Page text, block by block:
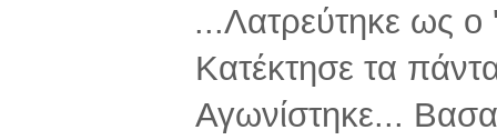
...Λατρεύτηκε ως
Κατέκτησε τα
Αγωνίστηκε...